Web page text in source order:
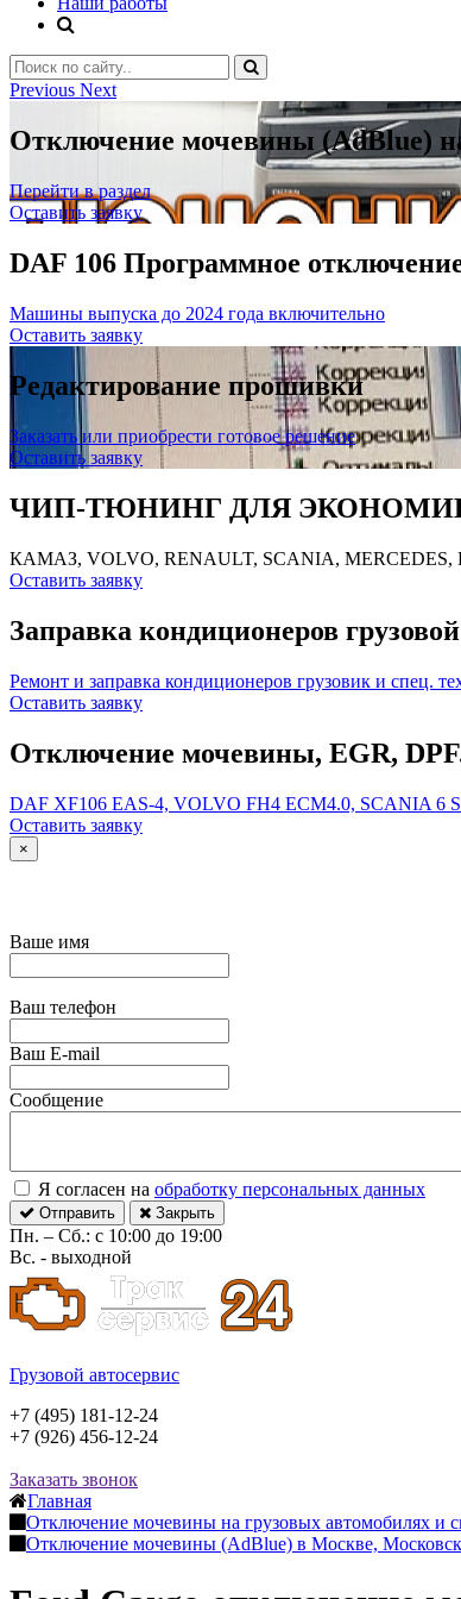
Previous Next
Отключение мочевины (AdBlue)
Перейти в раздел
Оставить заявку
DAF 106 Программное
Машины выпуска до 2024 года включительно
Оставить заявку
Редактирование прошивки
Заказать или приобрести готовое решение
Оставить заявку
ЧИП-ТЮНИНГ ДЛЯ
КАМАЗ, VOLVO, RENAULT, SCANIA, MERCEDES,
Оставить заявку
Заправка кондиционеров
Ремонт и заправка кондиционеров грузовик и спец.
Оставить заявку
Отключение мочевины, EGR,
DAF XF106 EAS-4, VOLVO FH4 ECM4.0, SCANIA 6
Оставить заявку
×
Ваше имя
Ваш телефон
Ваш E-mail
Сообщение
Я согласен на обработку персональных данных
Отправить Закрыть
Пн. – Сб.: с 10:00 до 19:00
Вс. - выходной
Грузовой автосервис
+7 (495) 181-12-24
+7 (926) 456-12-24
Заказать звонок
Главная
Отключение мочевины на грузовых автомобилях и
Отключение мочевины (AdBlue) в Москве,